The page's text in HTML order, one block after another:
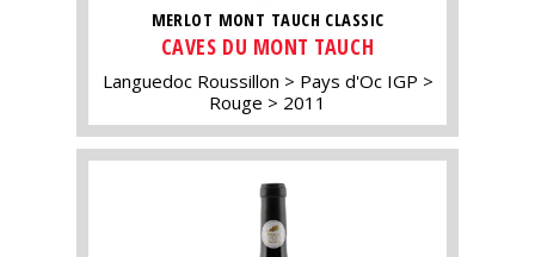
MERLOT MONT TAUCH CLASSIC
CAVES DU MONT TAUCH
Languedoc Roussillon
Pays d'Oc IGP
Rouge
2011